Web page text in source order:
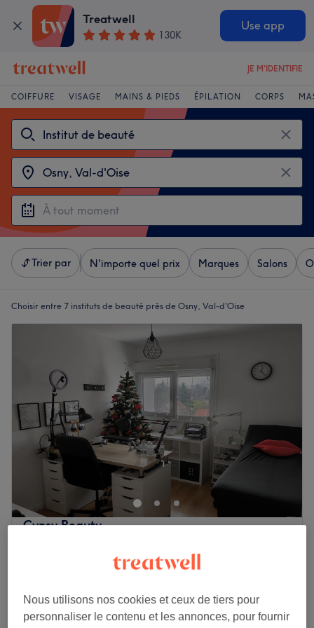
Treatwell
130K
Use app
JE M'IDENTIFIE
COIFFURE VISAGE MAINS & PIEDS ÉPILATION CORPS
Trier par N'importe quel prix Marques Salons
Choisir entre 7 instituts de beauté près de Osny, Val-d'Oise
Cynsy Beauty
Pontoise, Val-d'Oise
Montrer sur la carte
Réparation d'un ongle cassé
Nous utilisons nos cookies et ceux de tiers pour
personnaliser le contenu et les annonces, pour fournir